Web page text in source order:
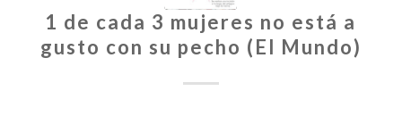
1 de cada 3 mujeres no está a
gusto con su pecho (El Mundo)